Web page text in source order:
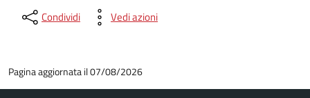
Condividi Vedi azioni
Pagina aggiornata il 07/08/2026